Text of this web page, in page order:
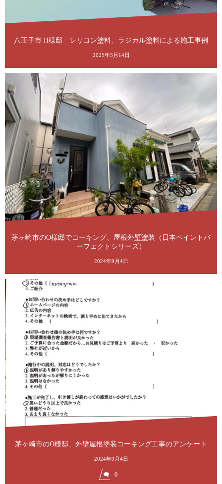
八王子市 H様邸 シリコン塗料、ラジカル塗料による施工事例
2025年3月14日
茅ヶ崎市のO様邸でコーキング、屋根外壁塗装（日本ペイントパ
ーフェクトシリーズ）
2024年9月4日
茅ヶ崎市のO様邸、外壁屋根塗装コーキング工事のアンケート
2024年9月4日
0